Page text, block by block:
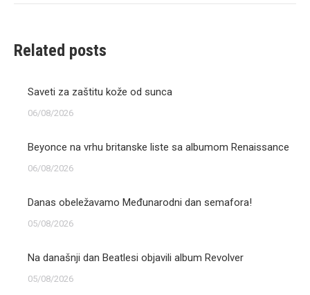
Related posts
Saveti za zaštitu kože od sunca
06/08/2026
Beyonce na vrhu britanske liste sa albumom Renaissance
06/08/2026
Danas obeležavamo Međunarodni dan semafora!
05/08/2026
Na današnji dan Beatlesi objavili album Revolver
05/08/2026